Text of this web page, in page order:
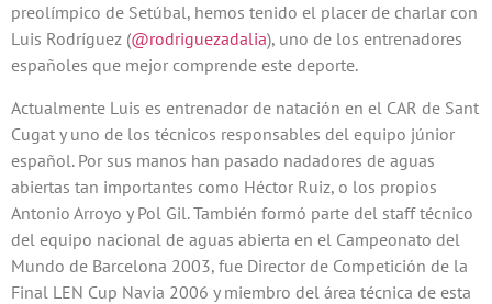
preolímpico de Setúbal, hemos tenido el placer de charlar con
Luis Rodríguez (@rodriguezadalia), uno de los entrenadores
españoles que mejor comprende este deporte.
Actualmente Luis es entrenador de natación en el CAR de Sant
Cugat y uno de los técnicos responsables del equipo júnior
español. Por sus manos han pasado nadadores de aguas
abiertas tan importantes como Héctor Ruiz, o los propios
Antonio Arroyo y Pol Gil. También formó parte del staff técnico
del equipo nacional de aguas abierta en el Campeonato del
Mundo de Barcelona 2003, fue Director de Competición de la
Final LEN Cup Navia 2006 y miembro del área técnica de esta